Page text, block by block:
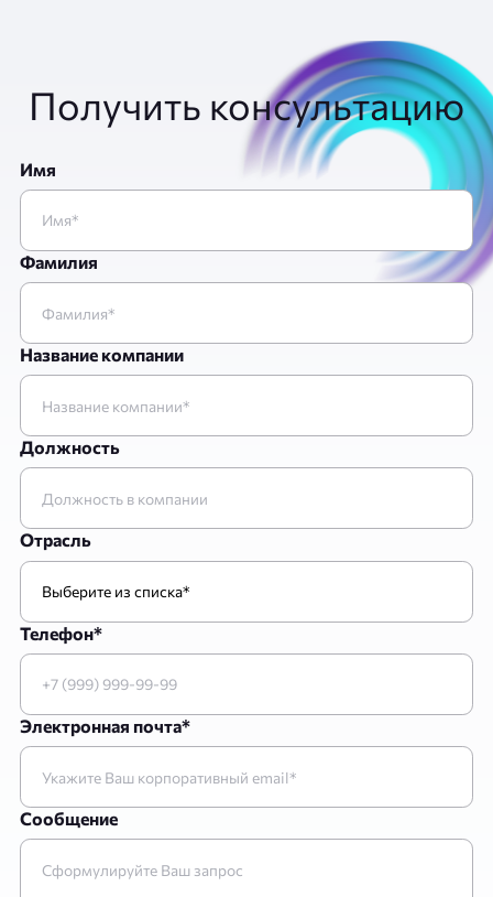
Получить консультацию
Имя
Фамилия
Название компании
Должность
Отрасль
Телефон*
Электронная почта*
Сообщение